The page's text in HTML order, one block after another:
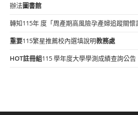
辦法圖書館
轉知115年 度「周產期高風險孕產婦追蹤關懷
重要115繁星推薦校內選填說明教務處
HOT註冊組115 學年度大學學測成績查詢公告